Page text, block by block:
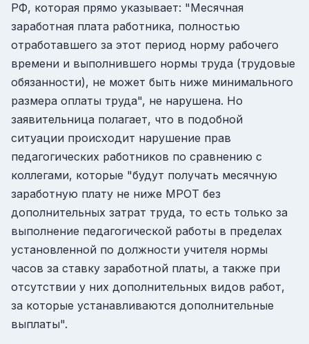
РФ, которая прямо указывает: "Месячная
заработная плата работника, полностью
отработавшего за этот период норму рабочего
времени и выполнившего нормы труда (трудовые
обязанности), не может быть ниже минимального
размера оплаты труда", не нарушена. Но
заявительница полагает, что в подобной
ситуации происходит нарушение прав
педагогических работников по сравнению с
коллегами, которые "будут получать месячную
заработную плату не ниже МРОТ без
дополнительных затрат труда, то есть только за
выполнение педагогической работы в пределах
установленной по должности учителя нормы
часов за ставку заработной платы, а также при
отсутствии у них дополнительных видов работ,
за которые устанавливаются дополнительные
выплаты".